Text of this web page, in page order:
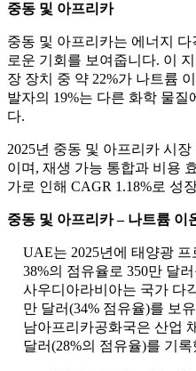
중동 및 아프리카
중동 및 아프리카는 에너지
로운 기회를 보여줍니다. 이
장 장치 중 약 22%가 나트륨
발자의 19%는 다른 화학 물질
다.
2025년 중동 및 아프리카 시
이며, 재생 가능 통합과 비용
가로 인해 CAGR 1.18%로 성
중동 및 아프리카 – 나트륨 이
UAE는 2025년에 태양광
38%의 점유율로 350만 달
사우디아라비아는 국가 다
만 달러(34% 점유율)를 보
남아프리카공화국은 산업
달러(28%의 점유율)를 기